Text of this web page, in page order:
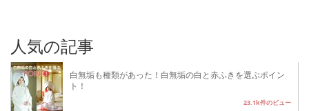
人気の記事
白無垢も種類があった！白無垢の白と赤ふきを選ぶポイン
ト！
23.1k件のビュー